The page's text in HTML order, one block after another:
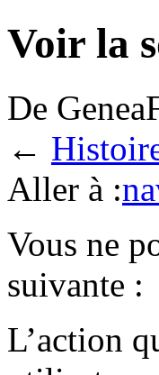
Voir la
De
←
Aller à :
Vous ne
suivante :
L’action